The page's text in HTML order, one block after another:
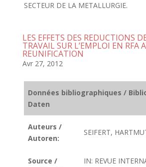
SECTEUR DE LA METALLURGIE.
LES EFFETS DES REDUCTIONS
TRAVAIL SUR L’EMPLOI EN RFA
REUNIFICATION
Avr 27, 2012
Données bibliographiques /
Daten
Auteurs /
Autoren:
SEIFERT,
Source /
IN: REVUE